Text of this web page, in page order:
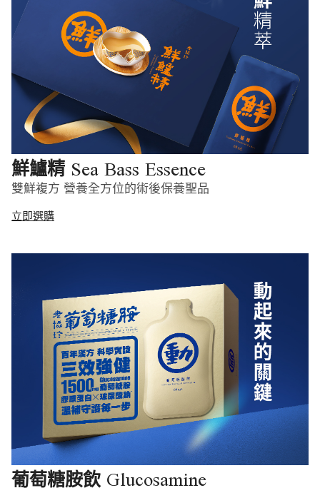
鮮鱸精 Sea Bass Essence
雙鮮複方 營養全方位的術後保養聖品
立即選購
葡萄糖胺飲